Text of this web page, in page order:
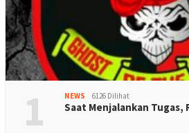
1 NEWS 6126 Dilihat
Saat Menjalankan Tugas,